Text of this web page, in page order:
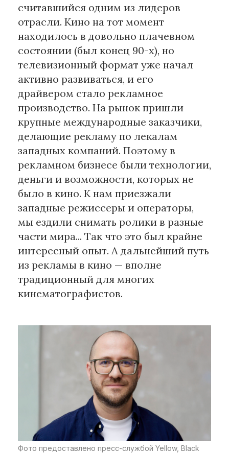
считавшийся одним из лидеров
отрасли. Кино на тот момент
находилось в довольно плачевном
состоянии (был конец 90-х), но
телевизионный формат уже начал
активно развиваться, и его
драйвером стало рекламное
производство. На рынок пришли
крупные международные заказчики,
делающие рекламу по лекалам
западных компаний. Поэтому в
рекламном бизнесе были технологии,
деньги и возможности, которых не
было в кино. К нам приезжали
западные режиссеры и операторы,
мы ездили снимать ролики в разные
части мира... Так что это был крайне
интересный опыт. А дальнейший путь
из рекламы в кино — вполне
традиционный для многих
кинематографистов.
Фото предоставлено пресс-службой Yellow, Black